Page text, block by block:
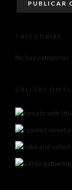
CATEGORÍAS
No hay categorías
GALLERY ON